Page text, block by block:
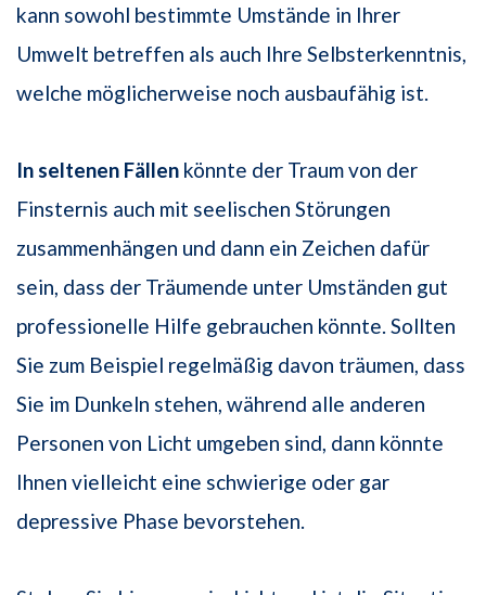
kann sowohl bestimmte Umstände in Ihrer
Umwelt betreffen als auch Ihre Selbsterkenntnis,
welche möglicherweise noch ausbaufähig ist.
In seltenen Fällen könnte der Traum von der
Finsternis auch mit seelischen Störungen
zusammenhängen und dann ein Zeichen dafür
sein, dass der Träumende unter Umständen gut
professionelle Hilfe gebrauchen könnte. Sollten
Sie zum Beispiel regelmäßig davon träumen, dass
Sie im Dunkeln stehen, während alle anderen
Personen von Licht umgeben sind, dann könnte
Ihnen vielleicht eine schwierige oder gar
depressive Phase bevorstehen.